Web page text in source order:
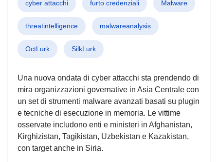
cyber attacchi furto credenziali Malware
threatintelligence malwareanalysis
OctLurk SilkLurk
Una nuova ondata di cyber attacchi sta prendendo di
mira organizzazioni governative in Asia Centrale con
un set di strumenti malware avanzati basati su plugin
e tecniche di esecuzione in memoria. Le vittime
osservate includono enti e ministeri in Afghanistan,
Kirghizistan, Tagikistan, Uzbekistan e Kazakistan,
con target anche in Siria.